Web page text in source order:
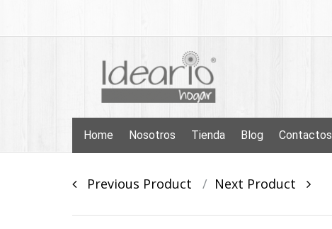
content
Home Nosotros Tienda Blog Contactos
Post
Previous Product Next Product